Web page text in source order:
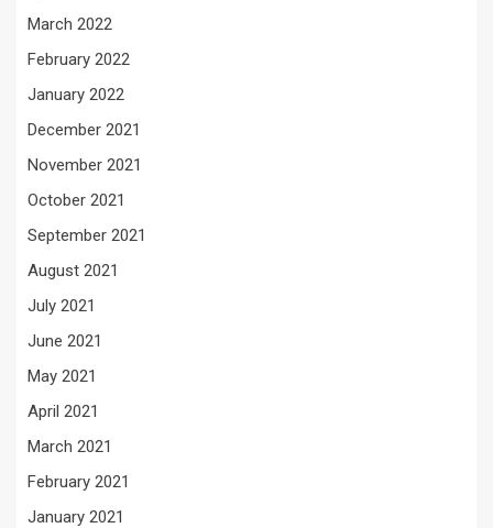
March 2022
February 2022
January 2022
December 2021
November 2021
October 2021
September 2021
August 2021
July 2021
June 2021
May 2021
April 2021
March 2021
February 2021
January 2021